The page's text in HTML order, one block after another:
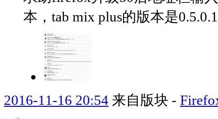
本，tab mix plus的版本是
2016-11-16 20:54 来自版块 -